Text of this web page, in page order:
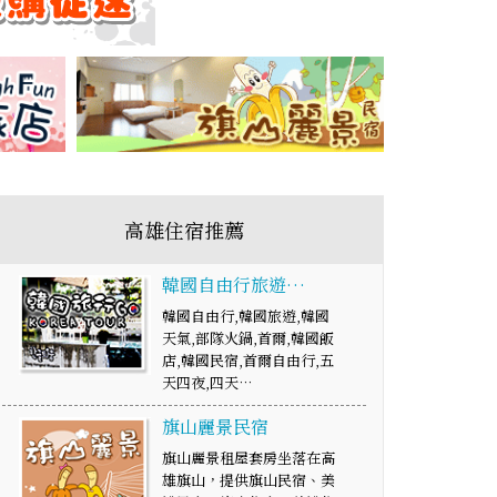
高雄住宿推薦
韓國自由行旅遊…
韓國自由行,韓國旅遊,韓國
天氣,部隊火鍋,首爾,韓國飯
店,韓國民宿,首爾自由行,五
天四夜,四天…
旗山麗景民宿
旗山麗景租屋套房坐落在高
雄旗山，提供旗山民宿、美